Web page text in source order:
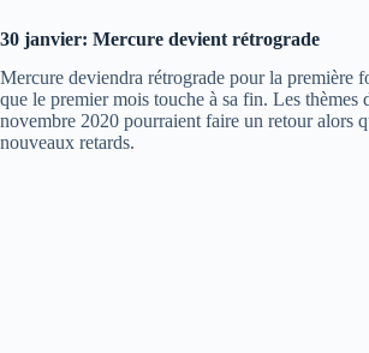
30 janvier: Mercure devient rétrograde
Mercure deviendra rétrograde pour la première
que le premier mois touche à sa fin. Les thèmes
novembre 2020 pourraient faire un retour alors
nouveaux retards.